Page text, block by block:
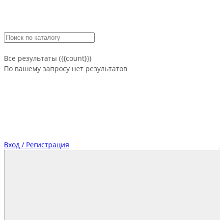
Все результаты ({{count}})
По вашему запросу нет результатов
Вход / Регистрация